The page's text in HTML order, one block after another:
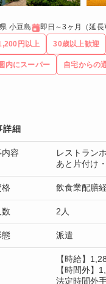
小豆島 即日～3ヶ月（延長
円以上 30歳以上歓迎
内にスーパー 自宅からの
詳細
容
レストラン
あと片付け
格 飲食業配膳
2人
態 派遣
【時給】
【時間外】
法定時間外